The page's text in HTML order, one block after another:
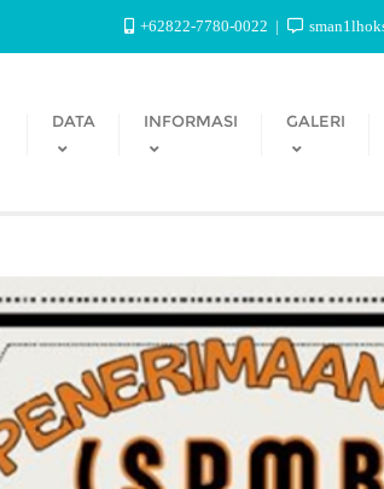
+62822-7780-0022
DATA INFORMASI GALERI